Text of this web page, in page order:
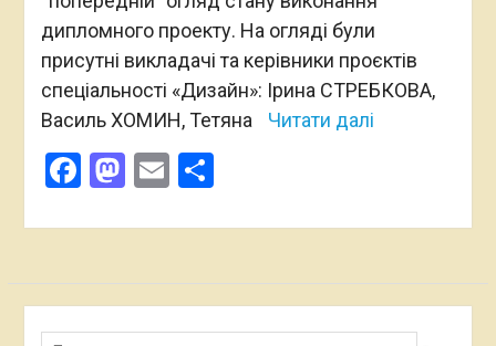
дипломного проекту. На огляді були
присутні викладачі та керівники проєктів
спеціальності «Дизайн»: Ірина СТРЕБКОВА,
Василь ХОМИН, Тетяна
Читати далі
Facebook
Mastodon
EmailПоділитися
Пошук: